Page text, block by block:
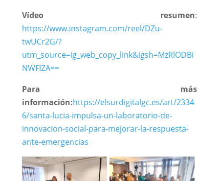
Vídeo resumen:
https://www.instagram.com/reel/DZu-
twUCr2G/?
utm_source=ig_web_copy_link&igsh=MzRlODBi
NWFlZA==
Para más
información:https://elsurdigitalgc.es/art/2334
6/santa-lucia-impulsa-un-laboratorio-de-
innovacion-social-para-mejorar-la-respuesta-
ante-emergencias